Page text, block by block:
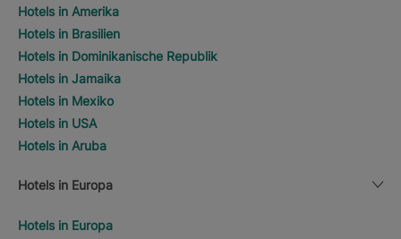
Hotels in Amerika
Hotels in Brasilien
Hotels in Dominikanische Republik
Hotels in Jamaika
Hotels in Mexiko
Hotels in USA
Hotels in Aruba
Hotels in Europa
Hotels in Europa